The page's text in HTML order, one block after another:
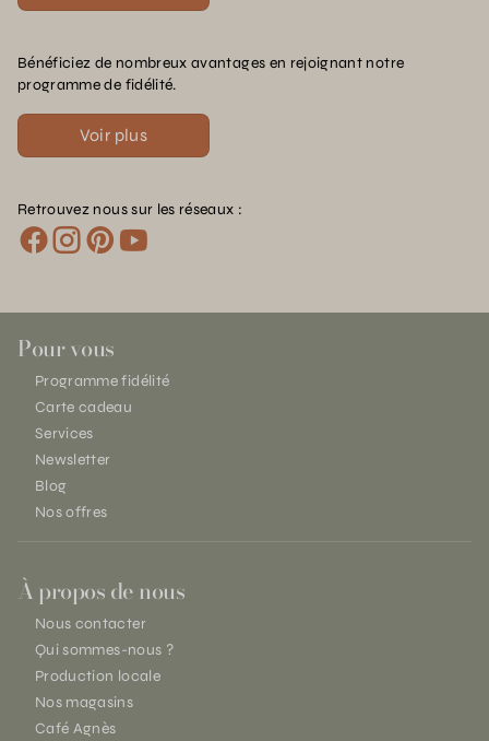
Bénéficiez de nombreux avantages en rejoignant notre
programme de fidélité.
Voir plus
Retrouvez nous sur les réseaux :
Pour vous
Programme fidélité
Carte cadeau
Services
Newsletter
Blog
Nos offres
À propos de nous
Nous contacter
Qui sommes-nous ?
Production locale
Nos magasins
Café Agnès